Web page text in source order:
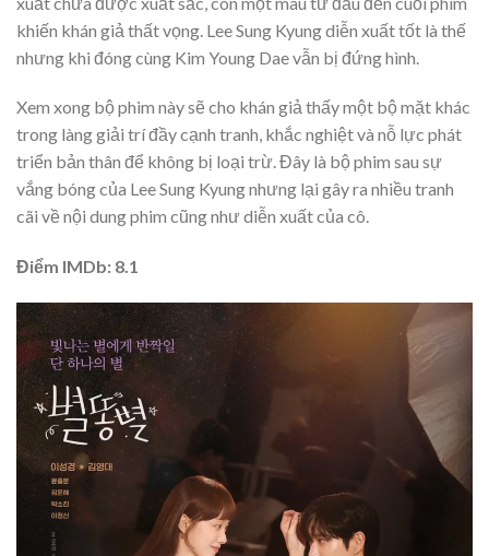
khiến khán giả thất vọng. Lee Sung Kyung diễn xuất tốt là thế
nhưng khi đóng cùng Kim Young Dae vẫn bị đứng hình.
Xem xong bộ phim này sẽ cho khán giả thấy một bộ mặt khác
trong làng giải trí đầy cạnh tranh, khắc nghiệt và nỗ lực phát
triển bản thân để không bị loại trừ. Đây là bộ phim sau sự
vắng bóng của Lee Sung Kyung nhưng lại gây ra nhiều tranh
cãi về nội dung phim cũng như diễn xuất của cô.
Điểm IMDb: 8.1